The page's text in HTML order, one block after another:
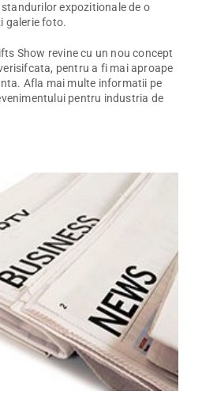
expozitionale de o
galerie foto.
Show revine cu un nou concept
pentru a fi mai aproape
Afla mai multe informatii pe
pentru industria de